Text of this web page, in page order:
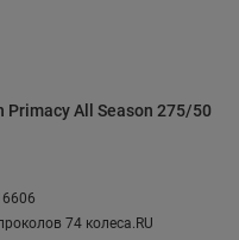
All Season 275/50
74 колеса.RU